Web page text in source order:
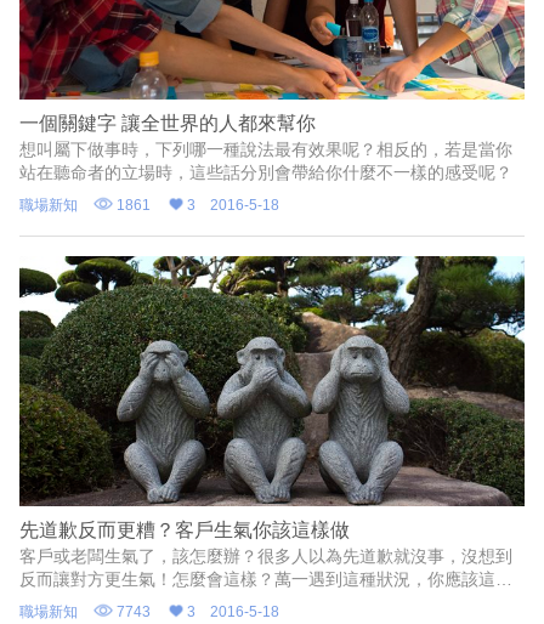
一個關鍵字 讓全世界的人都來幫你
想叫屬下做事時，下列哪一種說法最有效果呢？相反的，若是當你
站在聽命者的立場時，這些話分別會帶給你什麼不一樣的感受呢？
職場新知 1861 3 2016-5-18
先道歉反而更糟？客戶生氣你該這樣做
客戶或老闆生氣了，該怎麼辦？很多人以為先道歉就沒事，沒想到
反而讓對方更生氣！怎麼會這樣？萬一遇到這種狀況，你應該這樣
做.....
職場新知 7743 3 2016-5-18